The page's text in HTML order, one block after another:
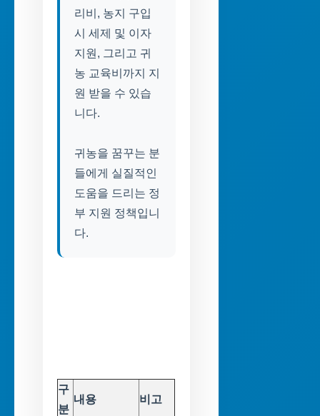
리비, 농지 구입
시 세제 및 이자
지원, 그리고 귀
농 교육비까지 지
원 받을 수 있습
니다.
귀농을 꿈꾸는 분
들에게 실질적인
도움을 드리는 정
부 지원 정책입니
다.
구
분
내용 비고